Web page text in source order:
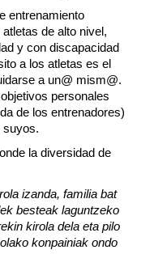
entrenamiento
de alto nivel,
y con discapacidad
a los atletas es el
a un@ mism@.
personales
de los entrenadores)
suyos.
la diversidad de
izanda, familia bat
besteak laguntzeko
kirola dela eta pilo
konpainiak ondo